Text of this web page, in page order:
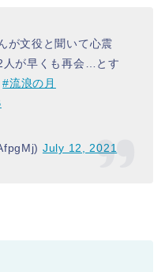
文役と聞いて心震
が早くも再会…とす
#流浪の月
July 12, 2021